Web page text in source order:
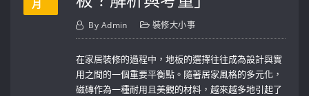
月
By Admin 裝修大小事
在家居裝修的過程中，地板的選擇往往成為設計與實
用之間的一個重要平衡點。隨著居家風格的多元化，
磁磚作為一種耐用且美觀的材料，越來越多地引起了